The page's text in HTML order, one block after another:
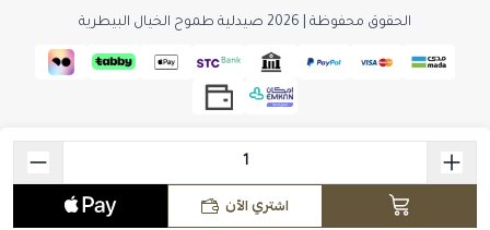
اشتري الآن
الحقوق محفوظة | 2026 صيدلية طموح الخيال البيطرية